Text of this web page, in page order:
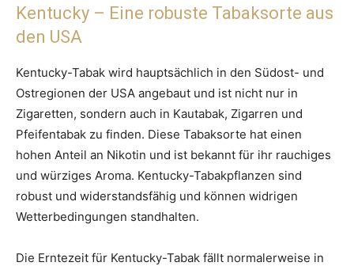
Kentucky – Eine robuste Tabaksorte aus
den USA
Kentucky-Tabak wird hauptsächlich in den Südost- und
Ostregionen der USA angebaut und ist nicht nur in
Zigaretten, sondern auch in Kautabak, Zigarren und
Pfeifentabak zu finden. Diese Tabaksorte hat einen
hohen Anteil an Nikotin und ist bekannt für ihr rauchiges
und würziges Aroma. Kentucky-Tabakpflanzen sind
robust und widerstandsfähig und können widrigen
Wetterbedingungen standhalten.
Die Erntezeit für Kentucky-Tabak fällt normalerweise in